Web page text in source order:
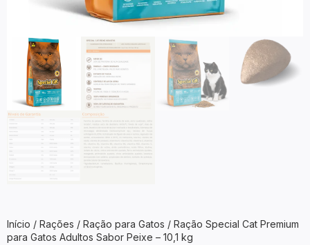
Início / Rações / Ração para Gatos / Ração Special Cat Premium
para Gatos Adultos Sabor Peixe – 10,1 kg